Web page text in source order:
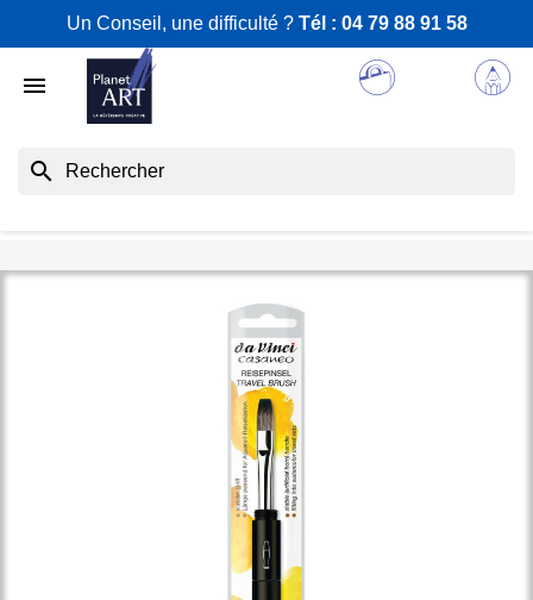
Un Conseil, une difficulté ? Tél : 04 79 88 91 58

search